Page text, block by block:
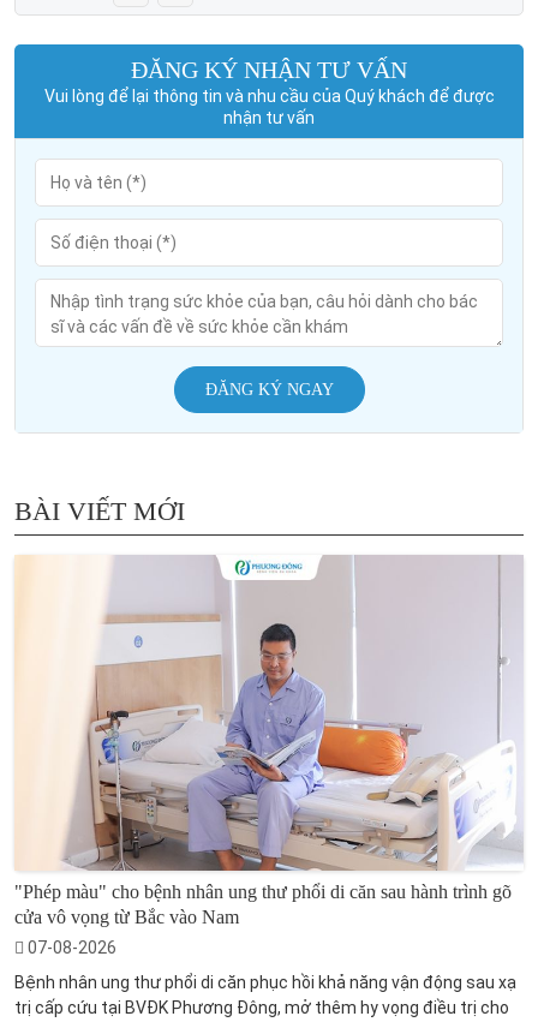
ĐĂNG KÝ NHẬN TƯ VẤN
Vui lòng để lại thông tin và nhu cầu của Quý khách để được
nhận tư vấn
ĐĂNG KÝ NGAY
BÀI VIẾT MỚI
"Phép màu" cho bệnh nhân ung thư phổi di căn sau hành trình gõ
cửa vô vọng từ Bắc vào Nam
07-08-2026
Bệnh nhân ung thư phổi di căn phục hồi khả năng vận động sau xạ
trị cấp cứu tại BVĐK Phương Đông, mở thêm hy vọng điều trị cho